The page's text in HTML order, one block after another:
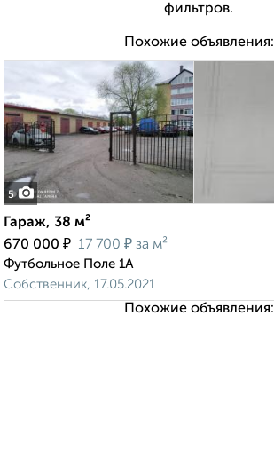
фильтров.
Похожие объявления:
5
Гараж, 38 м²
670 000 ₽ 17 700 ₽ за м²
Футбольное Поле 1А
Собственник, 17.05.2021
Похожие объявления: